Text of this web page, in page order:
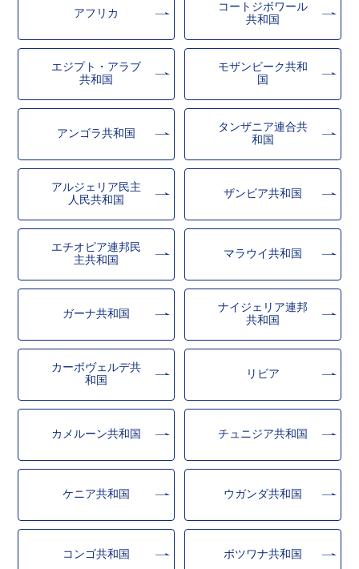
アフリカ
コートジボワール
共和国
エジプト・アラブ
共和国
モザンビーク共和
国
アンゴラ共和国
タンザニア連合共
和国
アルジェリア民主
人民共和国
ザンビア共和国
エチオピア連邦民
主共和国
マラウイ共和国
ガーナ共和国
ナイジェリア連邦
共和国
カーボヴェルデ共
和国
リビア
カメルーン共和国 チュニジア共和国
ケニア共和国 ウガンダ共和国
コンゴ共和国 ボツワナ共和国